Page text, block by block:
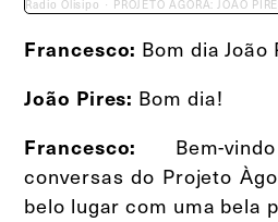
Radio Olisipo · PROJETO ÁGORA: JOÃO
Francesco: Bom dia João
João Pires: Bom dia!
Francesco:
Bem-
conversas do Projeto
belo lugar com uma bela